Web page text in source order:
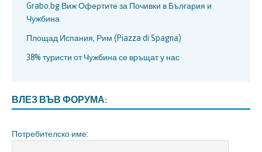
Grabo.bg Виж Офертите за Почивки в България и
Чужбина
Площад Испания, Рим (Piazza di Spagna)
38% туристи от Чужбина се връщат у нас
ВЛЕЗ ВЪВ ФОРУМА:
Потребителско име: